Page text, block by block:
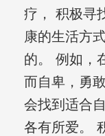
疗， 积极寻
康的生活方
的。 例如，
而自卑，勇
会找到适合
各有所爱。